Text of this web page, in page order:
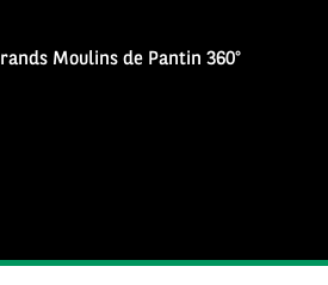
Moulins de Pantin 360°